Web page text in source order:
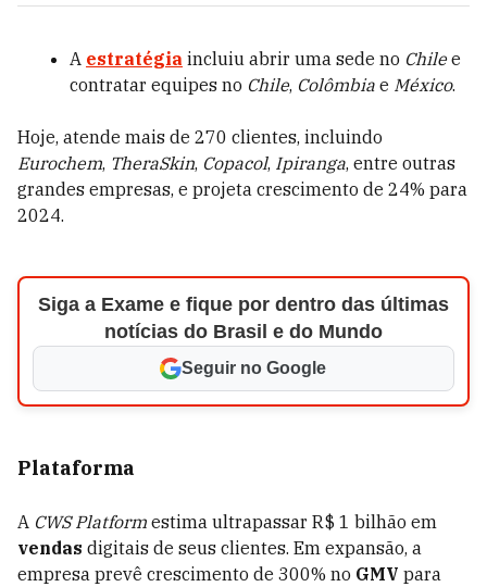
A estratégia incluiu abrir uma sede no Chilee
contratar equipes no Chile, Colômbia e México.
Hoje, atende mais de 270 clientes, incluindo
Eurochem, TheraSkin, Copacol, Ipiranga, entre outras
grandes empresas, e projeta crescimento de 24% para
2024.
Siga a Exame e fique por dentro das últimas
notícias do Brasil e do Mundo
Seguir no Google
Plataforma
A CWS Platform estima ultrapassar R$ 1 bilhão em
vendas digitais de seus clientes. Em expansão, a
empresa prevê crescimento de 300% no GMV para